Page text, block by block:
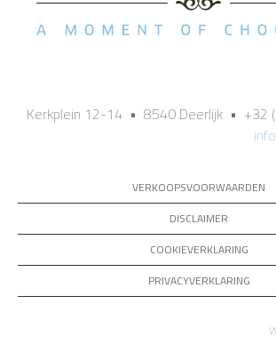
Kerkplein 12-14 • 8540 Deerlijk • +32
VERKOOPSVOORWAARDEN
DISCLAIMER
COOKIEVERKLARING
PRIVACYVERKLARING